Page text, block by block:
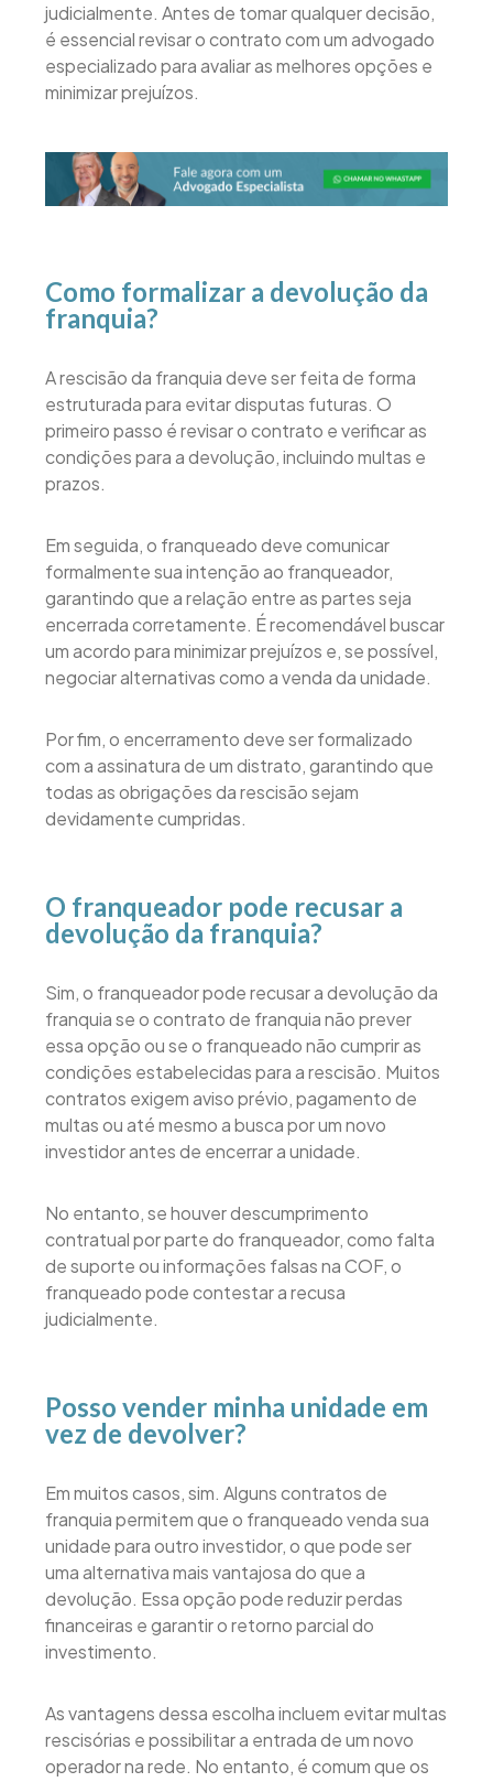
judicialmente. Antes de tomar qualquer decisão,
é essencial revisar o contrato com um advogado
especializado para avaliar as melhores opções e
minimizar prejuízos.
Como formalizar a devolução da
franquia?
A rescisão da franquia deve ser feita de forma
estruturada para evitar disputas futuras. O
primeiro passo é revisar o contrato e verificar as
condições para a devolução, incluindo multas e
prazos.
Em seguida, o franqueado deve comunicar
formalmente sua intenção ao franqueador,
garantindo que a relação entre as partes seja
encerrada corretamente. É recomendável buscar
um acordo para minimizar prejuízos e, se possível,
negociar alternativas como a venda da unidade.
Por fim, o encerramento deve ser formalizado
com a assinatura de um distrato, garantindo que
todas as obrigações da rescisão sejam
devidamente cumpridas.
O franqueador pode recusar a
devolução da franquia?
Sim, o franqueador pode recusar a devolução da
franquia se o contrato de franquia não prever
essa opção ou se o franqueado não cumprir as
condições estabelecidas para a rescisão. Muitos
contratos exigem aviso prévio, pagamento de
multas ou até mesmo a busca por um novo
investidor antes de encerrar a unidade.
No entanto, se houver descumprimento
contratual por parte do franqueador, como falta
de suporte ou informações falsas na COF, o
franqueado pode contestar a recusa
judicialmente.
Posso vender minha unidade em
vez de devolver?
Em muitos casos, sim. Alguns contratos de
franquia permitem que o franqueado venda sua
unidade para outro investidor, o que pode ser
uma alternativa mais vantajosa do que a
devolução. Essa opção pode reduzir perdas
financeiras e garantir o retorno parcial do
investimento.
As vantagens dessa escolha incluem evitar multas
rescisórias e possibilitar a entrada de um novo
operador na rede. No entanto, é comum que os